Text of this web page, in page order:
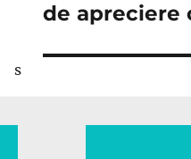
următor:
de apreciere
s